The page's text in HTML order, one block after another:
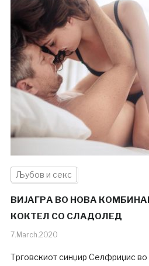
Љубов и секс
ВИЈАГРА ВО НОВА
КОКТЕЛ СО СЛАДОЛЕД
7.March.2020
Трговскиот синџир Селфриџис во